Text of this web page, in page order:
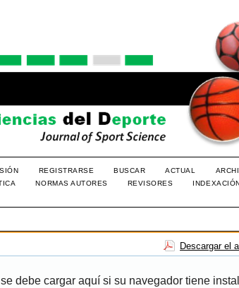
REGISTRARSE BUSCAR ACTUAL
NORMAS AUTORES REVISORES
Descargar el
debe cargar aquí si su navegador tiene